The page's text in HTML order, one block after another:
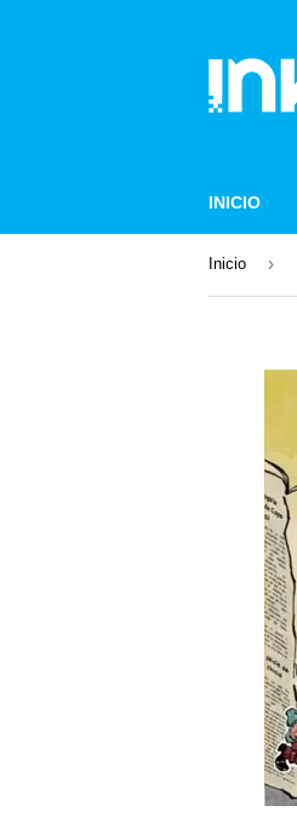
INICIO
Inicio ›